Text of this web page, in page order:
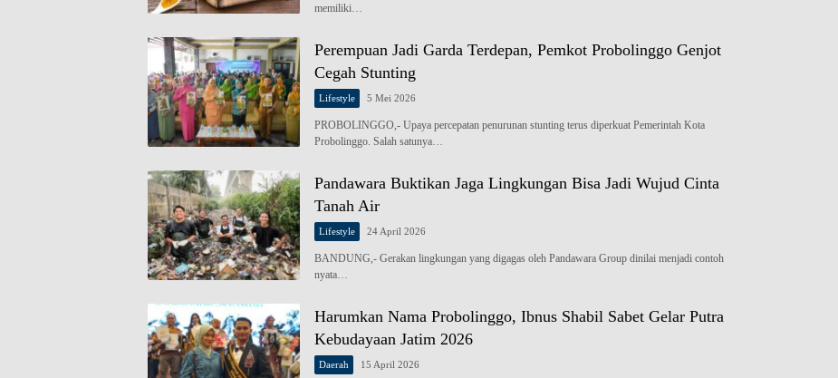
memiliki…
Perempuan Jadi Garda Terdepan, Pemkot Probolinggo Genjot
Cegah Stunting
Lifestyle 5 Mei 2026
PROBOLINGGO,- Upaya percepatan penurunan stunting terus diperkuat Pemerintah Kota
Probolinggo. Salah satunya…
Pandawara Buktikan Jaga Lingkungan Bisa Jadi Wujud Cinta
Tanah Air
Lifestyle 24 April 2026
BANDUNG,- Gerakan lingkungan yang digagas oleh Pandawara Group dinilai menjadi contoh
nyata…
Harumkan Nama Probolinggo, Ibnus Shabil Sabet Gelar Putra
Kebudayaan Jatim 2026
Daerah 15 April 2026